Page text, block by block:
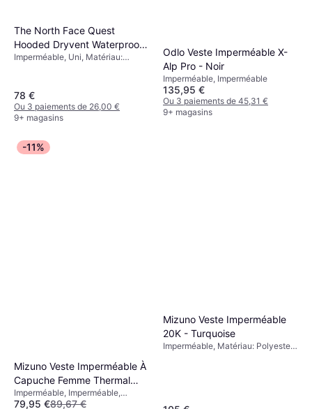
The North Face Quest
Hooded Dryvent Waterproof
Jacket - Veste Noire
Imperméable, Uni, Matériau:
78 €
Ou 3 paiements de 26,00 €
9+ magasins
Odlo Veste Imperméable X-
Alp Pro - Noir
Imperméable, Imperméable
135,95 €
Ou 3 paiements de 45,31 €
9+ magasins
-11%
Mizuno Veste Imperméable À
Capuche Femme Thermal
Charge - Violet
Imperméable, Imperméable,
Respirant
79,95 €89,67 €
Mizuno Veste Imperméable
20K - Turquoise
Imperméable, Matériau: Polyester,